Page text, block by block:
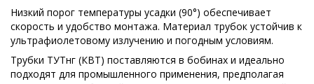
Низкий порог температуры усадки (90°) обеспечивает
скорость и удобство монтажа. Материал трубок устойчив к
ультрафиолетовому излучению и погодным условиям.
Трубки ТУТнг (КВТ) поставляются в бобинах и идеально
подходят для промышленного применения, предполагая